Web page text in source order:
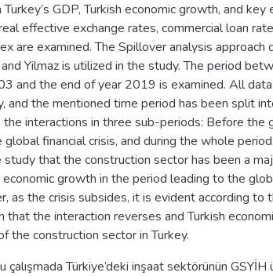
GDP, Turkish economic growth, and
effective exchange rates, commercial loan
are examined. The Spillover analysis approach
Yilmaz is utilized in the study. The period
and the end of year 2019 is examined. All
and the mentioned time period has been split
the interactions in three sub-periods: Before the
financial crisis, and during the whole
that the construction sector has been a
economic growth in the period leading to the
as the crisis subsides, it is evident according to
that the interaction reverses and Turkish
the construction sector in Turkey.
çalışmada Türkiye’deki inşaat sektörünün